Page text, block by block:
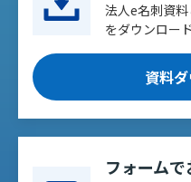
法人e名刺資
をダウンロー
資料
フォーム